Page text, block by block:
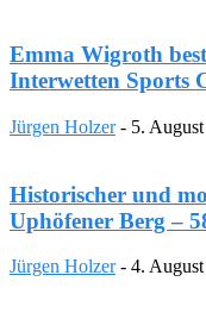
Emma Wigroth
Interwetten Sports
Jürgen Holzer - 5.
Historischer und
Uphöfener Berg –
Jürgen Holzer - 4.